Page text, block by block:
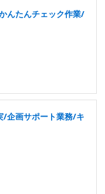
んたんチェック作業/
/企画サポート業務/キ